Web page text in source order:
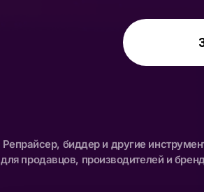
Репрайсер, биддер и другие
для продавцов, производителей и